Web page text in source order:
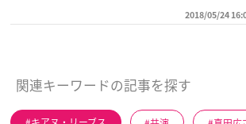
2018/05/24
関連キーワードの記事を探す